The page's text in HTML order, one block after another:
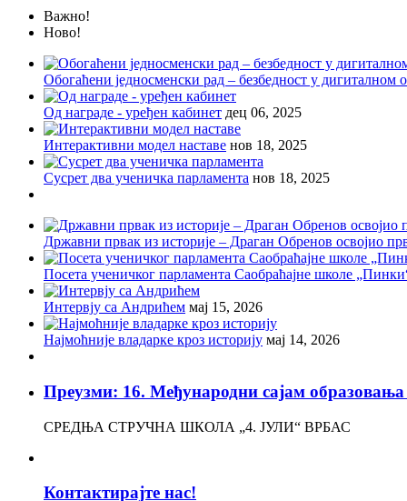
Важно!
Ново!
Обогаћени једносменски рад – безбедност у дигиталном
Од награде - уређен кабинет дец 06, 2025
Интерактивни модел наставе нов 18, 2025
Сусрет два ученичка парламента нов 18, 2025
Државни првак из историје – Драган Обренов освојио
Посета ученичког парламента Саобраћајне школе
Интервју са Андрићем мај 15, 2026
Најмоћније владарке кроз историју мај 14, 2026
Преузми: 16. Међународни сајам
СРЕДЊА СТРУЧНА ШКОЛА „4. ЈУЛИ“ ВРБАС
Контактирајте нас!